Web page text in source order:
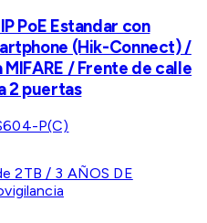
PoE Estandar con
(Hik-Connect) /
/ Frente de calle
2 puertas
P(C)